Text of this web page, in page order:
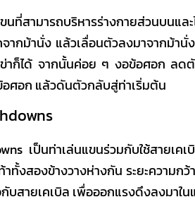
นที่สามารถบริหารร่างกายส่วนบนแ
ากม้านั่ง แล้วเลื่อนตัวลงมาจากม้านั่
ข่าก็ได้ จากนั้นค่อย ๆ งอข้อศอก ล
ศอก แล้วดันตัวกลับสู่ท่าเริ่มต้น
เป็นท่าเล่นแขนร่วมกับใช้สายเค
าทั้งสองข้างวางห่างกัน ระยะความ
บสายเคเบิล เพื่อออกแรงดึงลงมาใ